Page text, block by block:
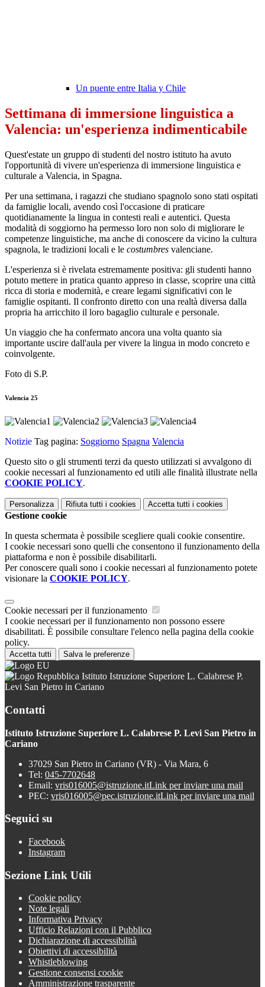
Un puente entre Italia y Chile
Settimana di immersione linguistica a
Valencia: un'esperienza indimenticabile
Quest'estate un gruppo di studenti del nostro istituto ha avuto
l'opportunità di vivere un'esperienza di immersione linguistica e
culturale a Valencia, in Spagna.
Per una settimana, i ragazzi che studiano spagnolo sono stati ospitati
da famiglie locali, avendo così l'occasione di praticare
quotidianamente la lingua in contesti reali e autentici. Questa
modalità di soggiorno ha permesso loro non solo di migliorare le
competenze linguistiche, ma anche di conoscere da vicino la cultura
spagnola, le tradizioni locali e le costumbres valenciane.
L'esperienza si è rivelata estremamente positiva: gli studenti hanno
potuto mettere in pratica quanto appreso in classe, scoprire una città
ricca di storia e modernità, e creare legami significativi con le
famiglie ospitanti. Il confronto diretto con una realtà diversa dalla
propria ha arricchito il loro bagaglio culturale e personale.
Un viaggio che ha confermato ancora una volta quanto sia
importante uscire dall'aula per vivere la lingua in modo concreto e
coinvolgente.
Foto di S.P.
Valencia 25
Notizie Tag pagina: Soggiorno Spagna Valencia
Questo sito o gli strumenti terzi da questo utilizzati si avvalgono di
cookie necessari al funzionamento ed utili alle finalità illustrate nella
COOKIE POLICY.
Personalizza Rifiuta tutti i cookies Accetta tutti i cookies
Gestione cookie
In questa schermata è possibile scegliere quali cookie consentire.
I cookie necessari sono quelli che consentono il funzionamento della
piattaforma e non è possibile disabilitarli.
Per conoscere quali sono i cookie necessari al funzionamento potete
visionare la COOKIE POLICY.
Cookie necessari per il funzionamento
I cookie necessari per il funzionamento non possono essere
disabilitati. È possibile consultare l'elenco nella pagina della cookie
policy.
Accetta tutti Salva le preferenze
Istituto Istruzione Superiore L. Calabrese P.
Levi San Pietro in Cariano
Contatti
Istituto Istruzione Superiore L. Calabrese P. Levi San Pietro in
Cariano
37029 San Pietro in Cariano (VR) - Via Mara, 6
Tel: 045-7702648
Email: vris016005@istruzione.itLink per inviare una mail
PEC: vris016005@pec.istruzione.itLink per inviare una mail
Seguici su
Facebook
Instagram
Sezione Link Utili
Cookie policy
Note legali
Informativa Privacy
Ufficio Relazioni con il Pubblico
Dichiarazione di accessibilità
Obiettivi di accessibilità
Whistleblowing
Gestione consensi cookie
Amministrazione trasparente